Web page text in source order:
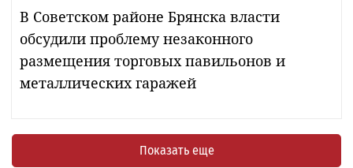
В Советском районе Брянска власти
обсудили проблему незаконного
размещения торговых павильонов и
металлических гаражей
Показать еще